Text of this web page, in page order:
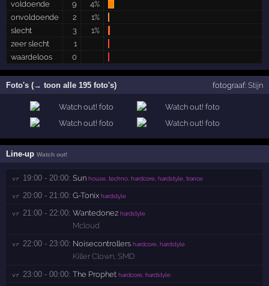
voldoende
9
4%
onvoldoende
2
1%
slecht
3
1%
zeer slecht
1
waardeloos
0
Foto's (→ toon alle 195 foto's) fotograaf: Stijn
Line-upWatch out!
vr 19:00 - 20:00: Sun house, techno, hardcore, hardstyle, trance
vr 20:00 - 21:00: G-Tonix hardstyle
vr 21:00 - 22:00: Wantedonez hardstyle
Mcloud
vr 22:00 - 23:00: Noisecontrollers hardcore, hardstyle
Killer Clown,SMD
vr 23:00 - 00:00: The Prophet hardcore, hardstyle